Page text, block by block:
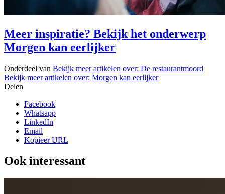
Meer inspiratie? Bekijk het onderwerp
Morgen kan eerlijker
Onderdeel van Bekijk meer artikelen over: De restaurantmoord
Bekijk meer artikelen over: Morgen kan eerlijker
Delen
Facebook
Whatsapp
LinkedIn
Email
Kopieer URL
Ook interessant